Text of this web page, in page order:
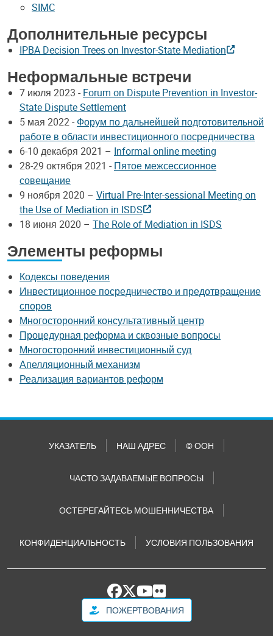
SIMC
Дополнительные ресурсы
IPBA Decision Trees on Investor-State Mediation
Неформальные встречи
7 июля 2023 - Forum on Dispute Prevention in Investor-
State Dispute Settlement
5 мая 2022 - Форум по дальнейшей подготовительной
работе в области инвестиционного посредничества
6-10 декабря 2021 – Informal online meeting
28-29 октября 2021 - Пятое межсессионное
совещание
9 ноября 2020 – Virtual Pre-Inter-sessional Meeting on
the Use of Mediation in ISDS
18 июня 2020 – The Role of Mediation in ISDS
Элементы реформы
Кодексы поведения
Инвестиционное посредничество и предотвращение
споров
Многосторонний консультативный центр
Процедурная реформа и сквозные вопросы
Многосторонний инвестиционный суд
Апелляционный механизм
Реализация вариантов реформ
УКАЗАТЕЛЬ НАШ АДРЕС © ООН
ЧАСТО ЗАДАВАЕМЫЕ ВОПРОСЫ
ОСТЕРЕГАЙТЕСЬ МОШЕННИЧЕСТВА
КОНФИДЕНЦИАЛЬНОСТЬ УСЛОВИЯ ПОЛЬЗОВАНИЯ
ПОЖЕРТВОВАНИЯ